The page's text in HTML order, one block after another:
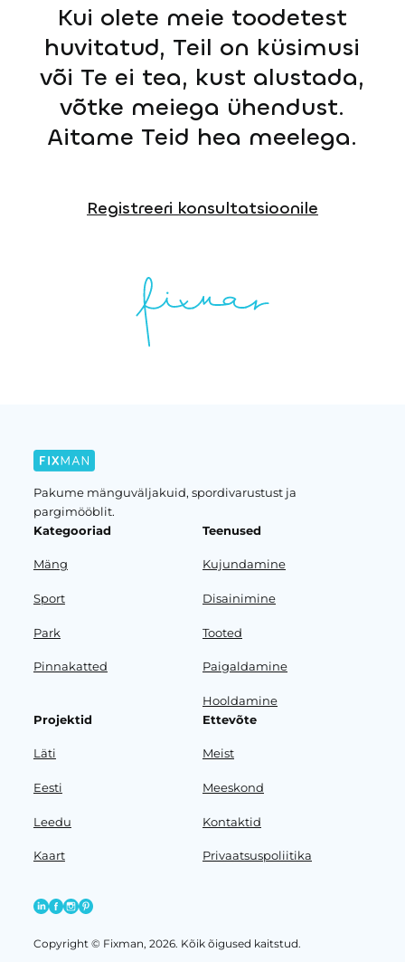
Kui olete meie toodetest
huvitatud, Teil on küsimusi
või Te ei tea, kust alustada,
võtke meiega ühendust.
Aitame Teid hea meelega.
Registreeri konsultatsioonile
Pakume mänguväljakuid, spordivarustust ja
pargimööblit.
Kategooriad
Mäng
Sport
Park
Pinnakatted
Teenused
Kujundamine
Disainimine
Tooted
Paigaldamine
Hooldamine
Projektid
Läti
Eesti
Leedu
Kaart
Ettevõte
Meist
Meeskond
Kontaktid
Privaatsuspoliitika
Copyright © Fixman, 2026. Kõik õigused kaitstud.